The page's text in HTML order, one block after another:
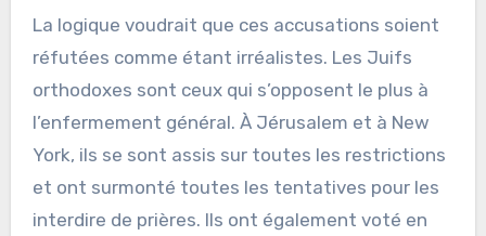
La logique voudrait que ces accusations soient
réfutées comme étant irréalistes. Les Juifs
orthodoxes sont ceux qui s’opposent le plus à
l’enfermement général. À Jérusalem et à New
York, ils se sont assis sur toutes les restrictions
et ont surmonté toutes les tentatives pour les
interdire de prières. Ils ont également voté en